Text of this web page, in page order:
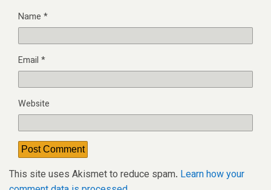
Name *
Email *
Website
This site uses Akismet to reduce spam. Learn how your